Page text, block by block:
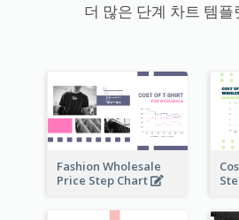
더 많은 단계 차트 템플
Fashion Wholesale
Price Step Chart